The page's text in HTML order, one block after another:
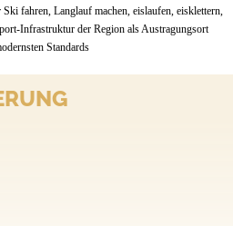
fahren, Langlauf machen, eislaufen, eisklettern,
Infrastruktur der Region als Austragungsort
Standards